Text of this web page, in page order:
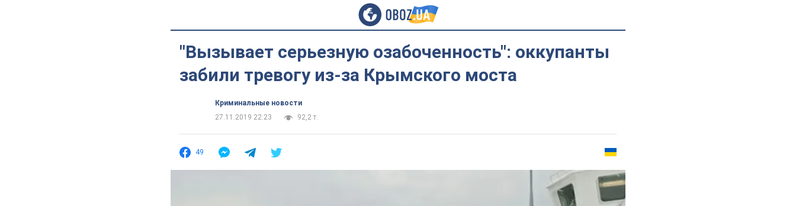
"Вызывает серьезную озабоченность": оккупанты
забили тревогу из-за Крымского моста
Криминальные новости
27.11.2019 22:23
92,2 т.
49